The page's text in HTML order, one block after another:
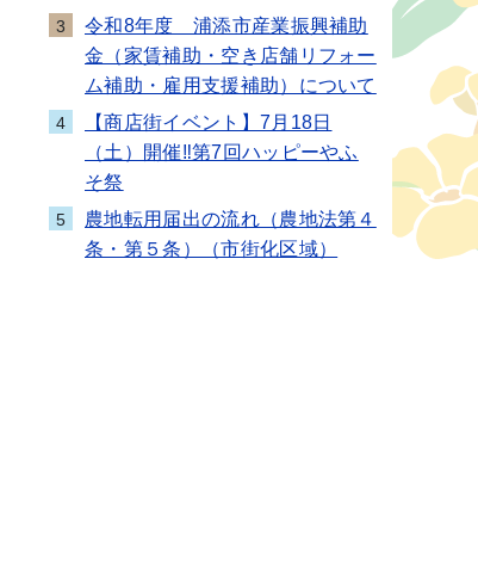
3
令和8年度 浦添市産業振興補助
金（家賃補助・空き店舗リフォー
ム補助・雇用支援補助）について
4
【商店街イベント】7月18日
（土）開催‼第7回ハッピーやふ
そ祭
5
農地転用届出の流れ（農地法第４
条・第５条）（市街化区域）